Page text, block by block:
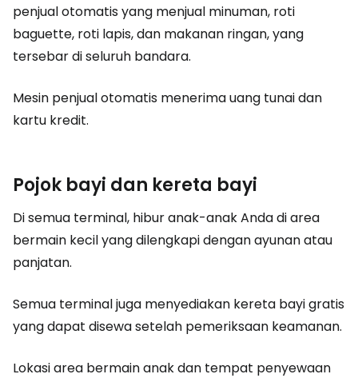
penjual otomatis yang menjual minuman, roti
baguette, roti lapis, dan makanan ringan, yang
tersebar di seluruh bandara.
Mesin penjual otomatis menerima uang tunai dan
kartu kredit.
Pojok bayi dan kereta bayi
Di semua terminal, hibur anak-anak Anda di area
bermain kecil yang dilengkapi dengan ayunan atau
panjatan.
Semua terminal juga menyediakan kereta bayi gratis
yang dapat disewa setelah pemeriksaan keamanan.
Lokasi area bermain anak dan tempat penyewaan